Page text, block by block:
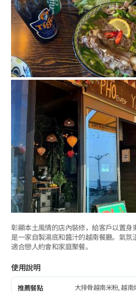
彰顯本土風情的店內裝修，給客戶以置身
是一家自製湯底和醬汁的越南餐廳。氣氛
適合戀人約會和家庭聚餐。
使用說明
推薦餐點
大排骨越南米粉, 越